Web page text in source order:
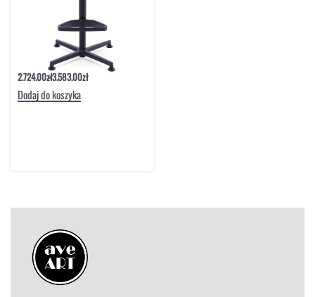
Hoker Moon Noga Metalowa Lift | Meble
Matkowski
2.724.00zł3.583.00zł
Dodaj do koszyka